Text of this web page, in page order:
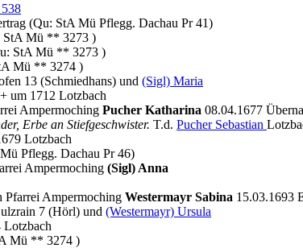
(Qu: StA Mü Pflegg. Dachau Pr 41)
StA Mü ** 3273 )
StA Mü ** 3273 )
Mü ** 3274 )
13 (Schmiedhans) und (Sigl) Maria
um 1712 Lotzbach
Ampermoching Pucher Katharina 08.04.1677
Erbe an Stiefgeschwister. T.d. Pucher Sebastian
Lotzbach
Pflegg. Dachau Pr 46)
Ampermoching (Sigl) Anna
Pfarrei Ampermoching Westermayr Sabina 15.03.1693
7 (Hörl) und (Westermayr) Ursula
Lotzbach
Mü ** 3274 )